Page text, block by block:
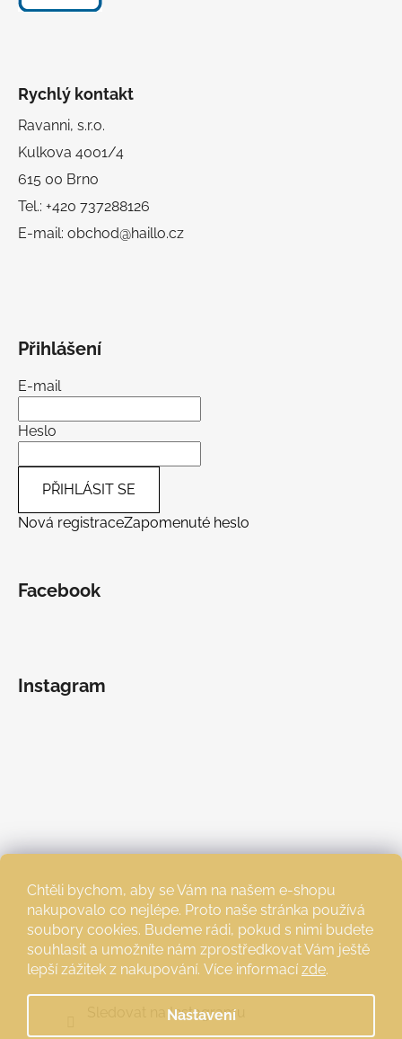
Chtěli bychom, aby se Vám na našem e-shopu
nakupovalo co nejlépe. Proto naše stránka používá
soubory cookies. Budeme rádi, pokud s nimi budete
souhlasit a umožníte nám zprostředkovat Vám ještě
lepší zážitek z nakupování. Více informací zde.
Nastavení
Rychlý kontakt
Ravanni, s.r.o.
Kulkova 4001/4
615 00 Brno
Tel.: +420 737288126
E-mail: obchod@haillo.cz
Přihlášení
E-mail
Heslo
PŘIHLÁSIT SE
Nová registraceZapomenuté heslo
Facebook
Instagram
Sledovat na Instagramu